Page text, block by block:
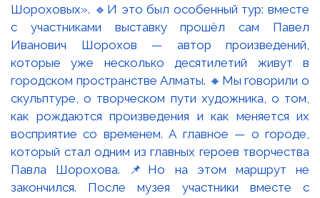
Шороховых». 🔹И это был особенный тур: вместе
с участниками выставку прошёл сам Павел
Иванович Шорохов — автор произведений,
которые уже несколько десятилетий живут в
городском пространстве Алматы. 🔸Мы говорили о
скульптуре, о творческом пути художника, о том,
как рождаются произведения и как меняется их
восприятие со временем. А главное — о городе,
который стал одним из главных героев творчества
Павла Шорохова. 📌Но на этом маршрут не
закончился. После музея участники вместе с